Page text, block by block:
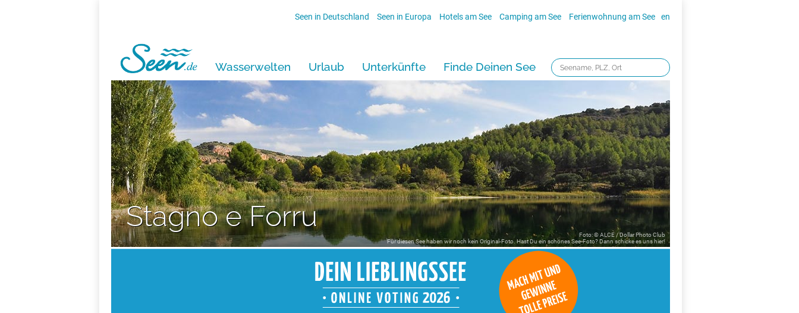
Seen in Deutschland Seen in Europa Hotels am See Camping am See Ferienwohnung am See en
Wasserwelten Urlaub Unterkünfte Finde Deinen See
Stagno e Forru
Foto: © ALCE / Dollar Photo Club
Für diesen See haben wir noch kein Original-Foto. Hast Du ein schönes See-Foto? Dann schicke es uns hier!